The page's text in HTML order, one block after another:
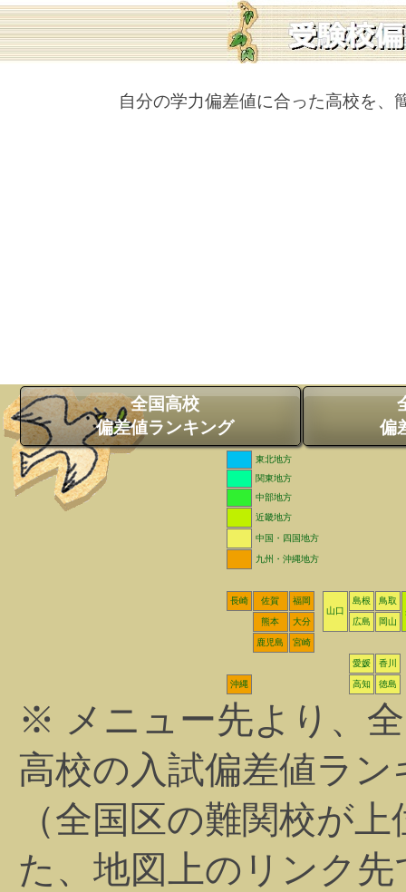
自分の学力偏差値に合った高校を、
全国高校
偏差値ランキング
偏
東北地方
関東地方
中部地方
近畿地方
中国・四国地方
九州・沖縄地方
長崎 佐賀
福岡
山口
島根
鳥取
熊本
大分 広島 岡山
鹿児島 宮崎
愛媛 香川
沖縄 高知 徳島
※ メニュー先より、
高校の入試偏差値ラ
（全国区の難関校が
た、地図上のリンク